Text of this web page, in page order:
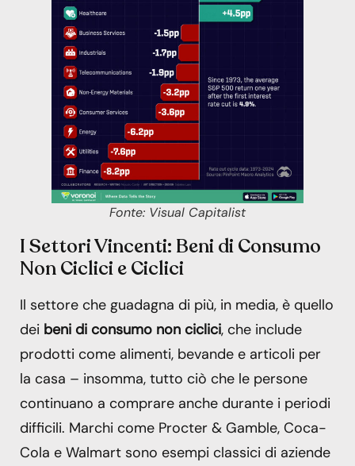
Fonte: Visual Capitalist
I Settori Vincenti: Beni di Consumo
Non Ciclici e Ciclici
Il settore che guadagna di più, in media, è quello
dei beni di consumo non ciclici, che include
prodotti come alimenti, bevande e articoli per
la casa – insomma, tutto ciò che le persone
continuano a comprare anche durante i periodi
difficili. Marchi come Procter & Gamble, Coca-
Cola e Walmart sono esempi classici di aziende